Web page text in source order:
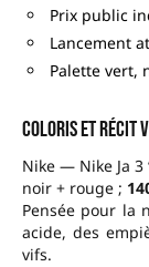
Prix public
Lancement
Palette vert,
Coloris et récit
Nike — Nike Ja 3
noir + rouge ;
Pensée pour la
acide, des
vifs.